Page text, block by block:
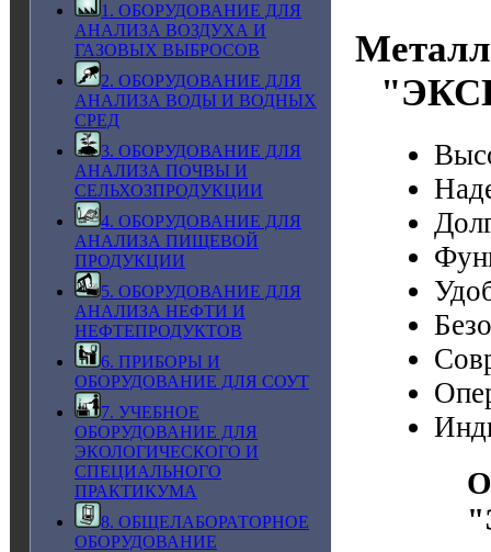
1. ОБОРУДОВАНИЕ ДЛЯ
АНАЛИЗА ВОЗДУХА И
ГАЗОВЫХ ВЫБРОСОВ
2. ОБОРУДОВАНИЕ ДЛЯ
АНАЛИЗА ВОДЫ И ВОДНЫХ
СРЕД
3. ОБОРУДОВАНИЕ ДЛЯ
АНАЛИЗА ПОЧВЫ И
СЕЛЬХОЗПРОДУКЦИИ
4. ОБОРУДОВАНИЕ ДЛЯ
АНАЛИЗА ПИЩЕВОЙ
ПРОДУКЦИИ
5. ОБОРУДОВАНИЕ ДЛЯ
АНАЛИЗА НЕФТИ И
НЕФТЕПРОДУКТОВ
6. ПРИБОРЫ И
ОБОРУДОВАНИЕ ДЛЯ СОУТ
7. УЧЕБНОЕ
ОБОРУДОВАНИЕ ДЛЯ
ЭКОЛОГИЧЕСКОГО И
СПЕЦИАЛЬНОГО
ПРАКТИКУМА
8. ОБЩЕЛАБОРАТОРНОЕ
ОБОРУДОВАНИЕ